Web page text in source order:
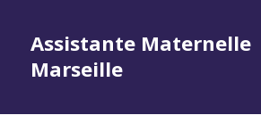
Assistante Maternelle
Marseille